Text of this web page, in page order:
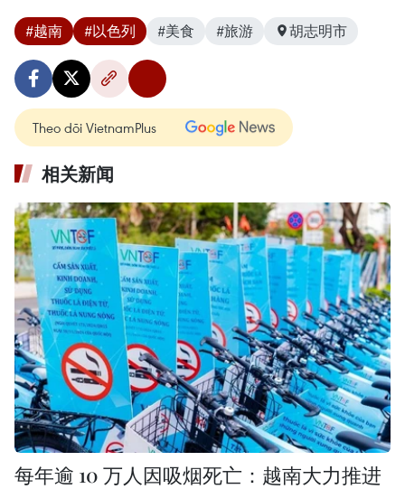
#越南 #以色列 #美食 #旅游 胡志明市
Theo dõi VietnamPlus
相关新闻
每年逾 10 万人因吸烟死亡：越南大力推进